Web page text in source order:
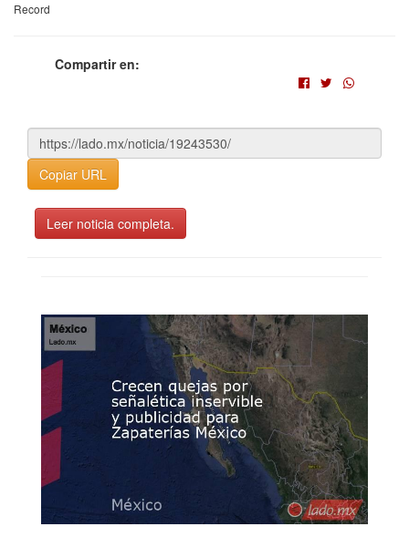
Record
Compartir en:
Copiar URL
Leer noticia completa.